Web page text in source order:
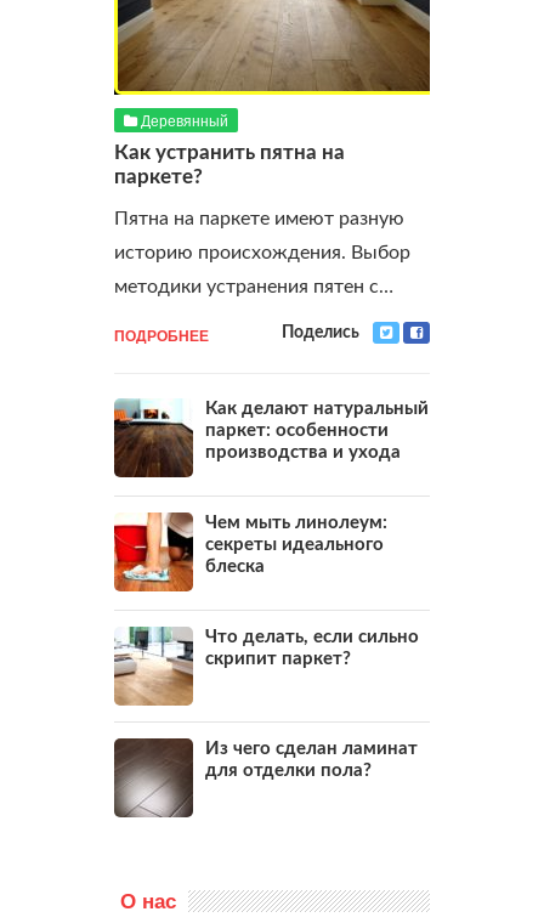
Деревянный
Как устранить пятна на
паркете?
Пятна на паркете имеют разную
историю происхождения. Выбор
методики устранения пятен с…
ПОДРОБНЕЕ Поделись
Как делают натуральный
паркет: особенности
производства и ухода
Чем мыть линолеум:
секреты идеального
блеска
Что делать, если сильно
скрипит паркет?
Из чего сделан ламинат
для отделки пола?
О нас